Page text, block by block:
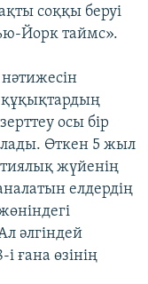
соққы беруі
Йорк таймс».
құқықтардың
осы бір
Өткен 5 жыл
жүйенің
елдердің
әлгіндей
ғана өзінің